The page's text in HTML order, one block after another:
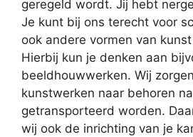
geregeld wordt. Jij hebt
Je kunt bij ons terecht voor
ook andere vormen van
Hierbij kun je denken aan
beeldhouwwerken. Wij
kunstwerken naar behoren
getransporteerd worden.
wij ook de inrichting van je